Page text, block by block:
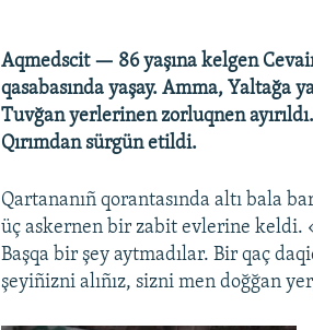
Aqmedscit — 86 yaşına kelgen
qasabasında yaşay. Amma, Yaltağa
Tuvğan yerlerinen zorluqnen
Qırımdan sürgün etildi.
Qartananıñ qorantasında altı bala
üç askernen bir zabit evlerine keldi.
Başqa bir şey aytmadılar. Bir qaç
şeyiñizni alıñız, sizni men doğğan